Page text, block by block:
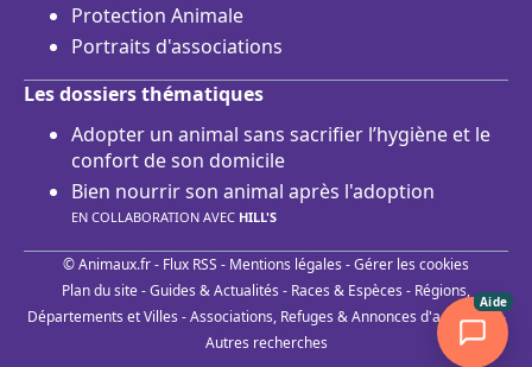
Protection Animale
Portraits d'associations
Les dossiers thématiques
Adopter un animal sans sacrifier l’hygiène et le
confort de son domicile
Bien nourrir son animal après l'adoption
EN COLLABORATION AVEC HILL'S
© Animaux.fr - Flux RSS - Mentions légales -Gérer les cookies
Plan du site-Guides & Actualités - Races & Espèces - Régions,
Départements et Villes -Associations, Refuges & Annonces d'adoptions-
Autres recherches
Aide